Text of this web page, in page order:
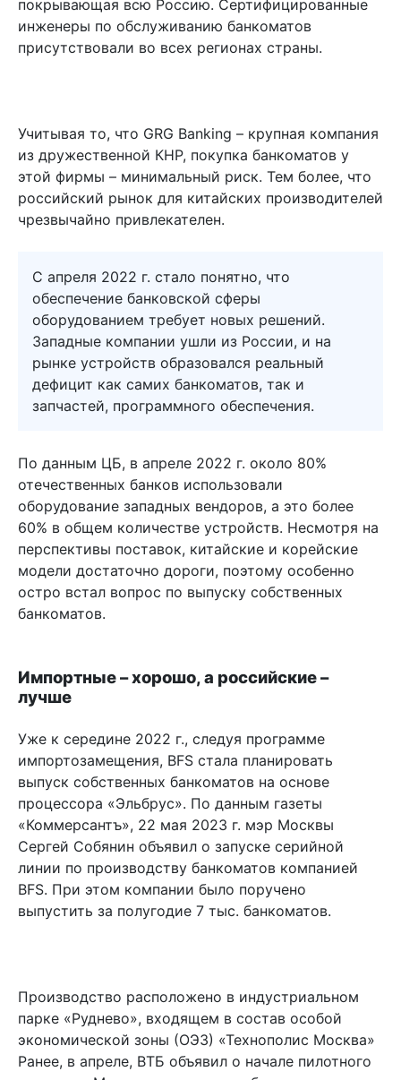
покрывающая всю Россию. Сертифицированные
инженеры по обслуживанию банкоматов
присутствовали во всех регионах страны.
Учитывая то, что GRG Banking – крупная компания
из дружественной КНР, покупка банкоматов у
этой фирмы – минимальный риск. Тем более, что
российский рынок для китайских производителей
чрезвычайно привлекателен.
С апреля 2022 г. стало понятно, что
обеспечение банковской сферы
оборудованием требует новых решений.
Западные компании ушли из России, и на
рынке устройств образовался реальный
дефицит как самих банкоматов, так и
запчастей, программного обеспечения.
По данным ЦБ, в апреле 2022 г. около 80%
отечественных банков использовали
оборудование западных вендоров, а это более
60% в общем количестве устройств. Несмотря на
перспективы поставок, китайские и корейские
модели достаточно дороги, поэтому особенно
остро встал вопрос по выпуску собственных
банкоматов.
Импортные – хорошо, а российские –
лучше
Уже к середине 2022 г., следуя программе
импортозамещения, BFS стала планировать
выпуск собственных банкоматов на основе
процессора «Эльбрус». По данным газеты
«Коммерсантъ», 22 мая 2023 г. мэр Москвы
Сергей Собянин объявил о запуске серийной
линии по производству банкоматов компанией
BFS. При этом компании было поручено
выпустить за полугодие 7 тыс. банкоматов.
Производство расположено в индустриальном
парке «Руднево», входящем в состав особой
экономической зоны (ОЭЗ) «Технополис Москва»
Ранее, в апреле, ВТБ объявил о начале пилотного